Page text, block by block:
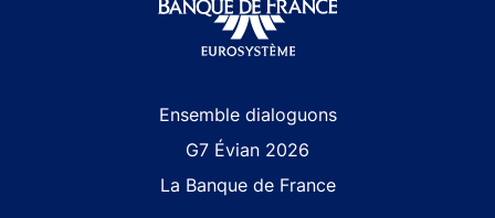
Ensemble dialoguons
G7 Évian 2026
La Banque de France